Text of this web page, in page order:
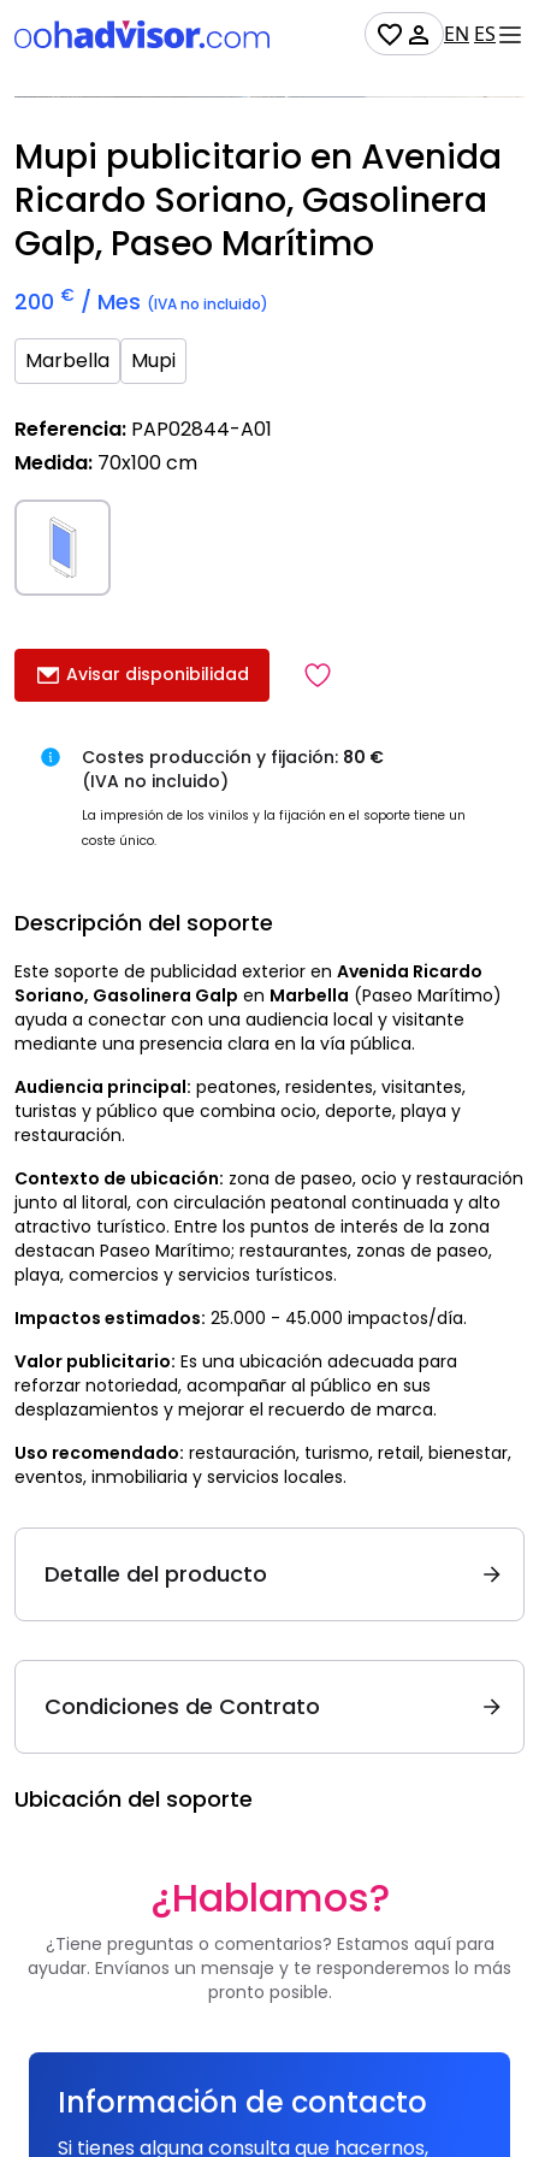
EN ES
No Disponible
Mupi publicitario en Avenida
Ricardo Soriano, Gasolinera
Galp, Paseo Marítimo
200 € / Mes (IVA no incluido)
Marbella Mupi
Referencia: PAP02844-A01
Medida: 70x100 cm
Avisar disponibilidad
Costes producción y fijación: 80 €
(IVA no incluido)
La impresión de los vinilos y la fijación en el soporte tiene un
coste único.
Descripción del soporte
Este soporte de publicidad exterior en Avenida Ricardo
Soriano, Gasolinera Galp en Marbella (Paseo Marítimo)
ayuda a conectar con una audiencia local y visitante
mediante una presencia clara en la vía pública.
Audiencia principal: peatones, residentes, visitantes,
turistas y público que combina ocio, deporte, playa y
restauración.
Contexto de ubicación: zona de paseo, ocio y restauración
junto al litoral, con circulación peatonal continuada y alto
atractivo turístico. Entre los puntos de interés de la zona
destacan Paseo Marítimo; restaurantes, zonas de paseo,
playa, comercios y servicios turísticos.
Impactos estimados: 25.000 - 45.000 impactos/día.
Valor publicitario: Es una ubicación adecuada para
reforzar notoriedad, acompañar al público en sus
desplazamientos y mejorar el recuerdo de marca.
Uso recomendado: restauración, turismo, retail, bienestar,
eventos, inmobiliaria y servicios locales.
Detalle del producto
Condiciones de Contrato
Ubicación del soporte
¿Hablamos?
¿Tiene preguntas o comentarios? Estamos aquí para
ayudar. Envíanos un mensaje y te responderemos lo más
pronto posible.
Información de contacto
Si tienes alguna consulta que hacernos,